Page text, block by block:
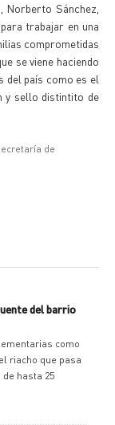
Sánchez,
trabajar en una
comprometidas
se viene haciendo
del país como es el
y sello distintito de
de
del barrio
como
riacho que pasa
hasta 25